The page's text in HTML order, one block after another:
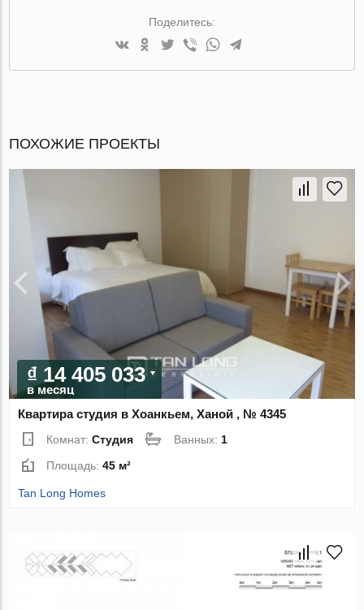
Поделитесь:
ПОХОЖИЕ ПРОЕКТЫ
₫ 14 405 033
в месяц
Квартира студия в Хоанкьем, Ханой , № 4345
Комнат:Студия Ванных:1
Площадь:45 м²
Tan Long Homes